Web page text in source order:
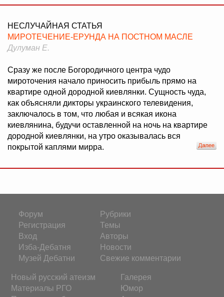
НЕСЛУЧАЙНАЯ СТАТЬЯ
МИРОТЕЧЕНИЕ-ЕРУНДА НА ПОСТНОМ МАСЛЕ
Дулуман Е.
Сразу же после Богородичного центра чудо
мироточения начало приносить прибыль прямо на
квартире одной дородной киевлянки. Сущность чуда,
как объясняли дикторы украинского телевидения,
заключалось в том, что любая и всякая икона
киевлянина, будучи оставленной на ночь на квартире
дородной киевлянки, на утро оказывалась вся
покрытой каплями мирра.
Форум
Регистрация
Вход
Изба-Дебатня
Музей Дебатни
Рубрики
Темы
Авторы
Новости
Свежие комментарии
Новый русский атеизм
Материалы РГО
Галерея
Юмор